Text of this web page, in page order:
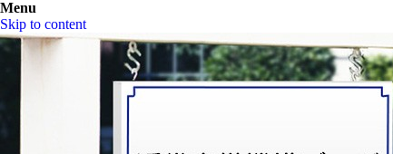
Menu
Skip to content